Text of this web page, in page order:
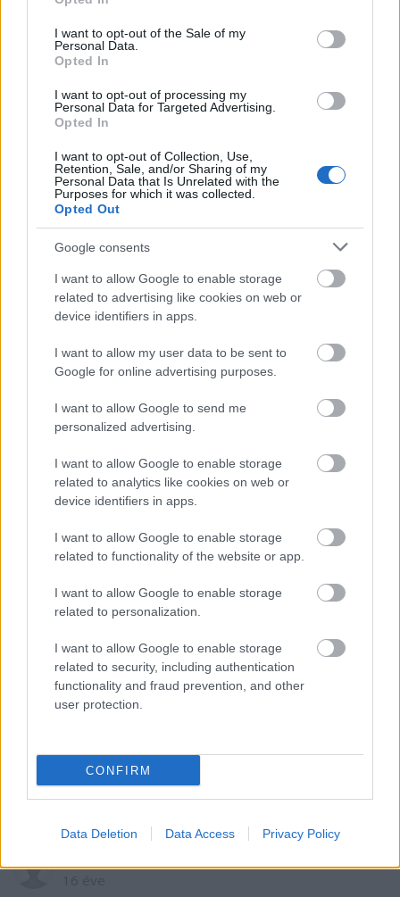
use your data for below specified purposes in below Google
consent section.
I want to opt-out of the Sale of my
Personal Data.
Opted In
I want to opt-out of processing my
Personal Data for Targeted Advertising.
Opted In
I want to opt-out of Collection, Use,
Retention, Sale, and/or Sharing of my
Personal Data that Is Unrelated with the
Purposes for which it was collected.
Opted Out
Google consents
I want to allow Google to enable storage
related to advertising like cookies on web or
device identifiers in apps.
I want to allow my user data to be sent to
Google for online advertising purposes.
I want to allow Google to send me
personalized advertising.
I want to allow Google to enable storage
related to analytics like cookies on web or
device identifiers in apps.
I want to allow Google to enable storage
related to functionality of the website or app.
I want to allow Google to enable storage
related to personalization.
I want to allow Google to enable storage
related to security, including authentication
functionality and fraud prevention, and other
user protection.
CONFIRM
Data Deletion Data Access Privacy Policy
16 éve
Szép volt, most vigyázni hátul.
BöszmeBivaly
16 éve
És a vicc: nem értik a sport tv-sek (és sajnos Balogh
Tibi se), hogy miért csak 5 amerikai játékos volt benn
a végén, amikor időkérés is volt.
16 éve
Jujj, de csúnya, Svájc el3,14csázza Kanadát,
És ez utóbbinak most nem örülök...
Hopp Schwiiz!
16 éve
@BöszmeBivaly: Ez az átka annak, ha nem a
helyszínről közvetít a riporter hanem a stúdióból,
ezért ugyanazt a képet látják csak amit a nézők!
Mondjuk azért a kiállítást lehetett volna figyelni!
jabka
16 éve
@jágör68: Én egy dologra gondolok már napok óta;
ha teszem azt az amerikaiak kiesnek - szerintem
egyébként nem fognak - akkor lehet, hogy egy
hatalmas nagy arccal! Ebben az esetben pedig
meglephetők!
Hangsúlyozom; mindez feltételes módban!